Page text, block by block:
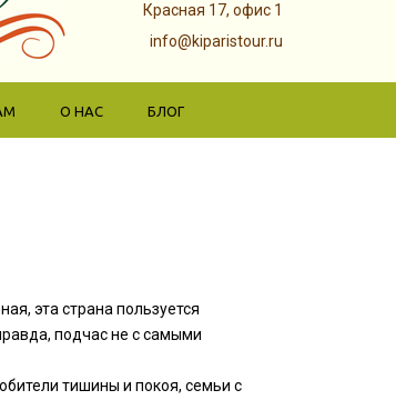
Красная 17, офис 1
info@kiparistour.ru
content
О НАС БЛОГ
эта страна пользуется
подчас не с самыми
тишины и покоя, семьи с